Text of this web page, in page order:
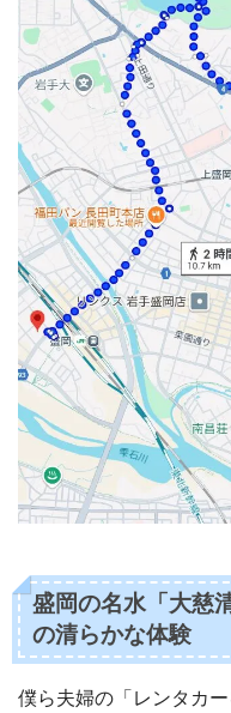
盛岡の名水「大慈
の清らかな体験
僕ら夫婦の「レンタカ